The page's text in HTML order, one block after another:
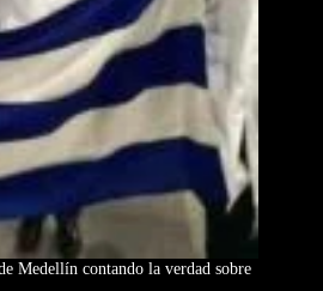
Medellín contando la verdad sobre